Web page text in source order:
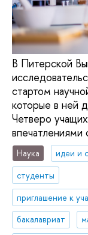
В Питерской
стартом
которые в ней
Четверо
впечатлениями
Наука
идеи и
студенты
приглашение к
бакалавриат